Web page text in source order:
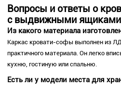
Вопросы и ответы о
с выдвижными ящиками
Из какого материала
Каркас кровати-софы выполнен из
практичного материала. Он легко
кухню, гостиную или спальню.
Есть ли у модели места для